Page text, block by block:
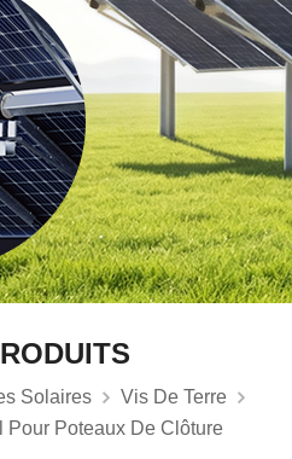
Solaires
Vis De Terre
Pour Poteaux De Clôture